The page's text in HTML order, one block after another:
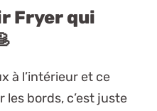
Fryer qui
à l’intérieur et ce
bords, c’est juste